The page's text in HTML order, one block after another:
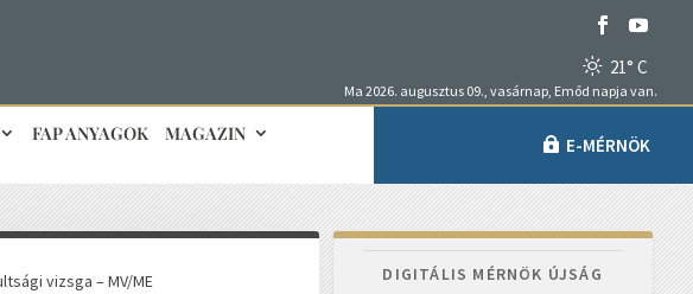
21° C
Ma 2026. augusztus 09., vasárnap, Emőd napja van.
FAP ANYAGOK
MAGAZIN
E-MÉRNÖK
vizsga – MV/ME DIGITÁLIS MÉRNÖK ÚJSÁG